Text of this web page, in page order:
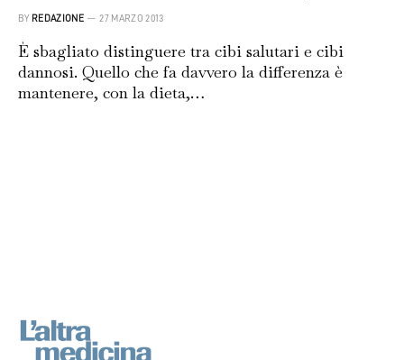
BY REDAZIONE 27 MARZO 2013
È sbagliato distinguere tra cibi salutari e cibi
dannosi. Quello che fa davvero la differenza è
mantenere, con la dieta,…